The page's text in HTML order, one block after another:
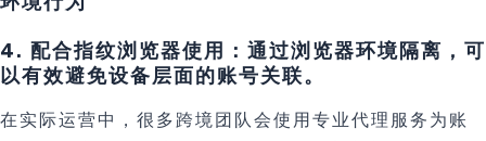
4. 配合指纹浏览器使用： 通过浏览器环境隔离，可
以有效避免设备层面的账号关联。
在实际运营中，很多跨境团队会使用专业代理服务为账